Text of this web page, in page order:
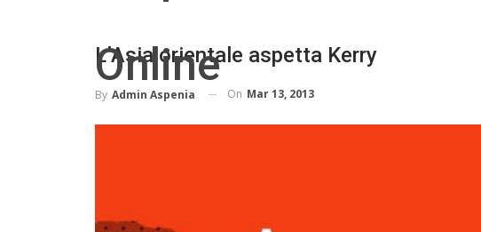
L’Asia orientale aspetta Kerry
By Admin Aspenia On Mar 13, 2013